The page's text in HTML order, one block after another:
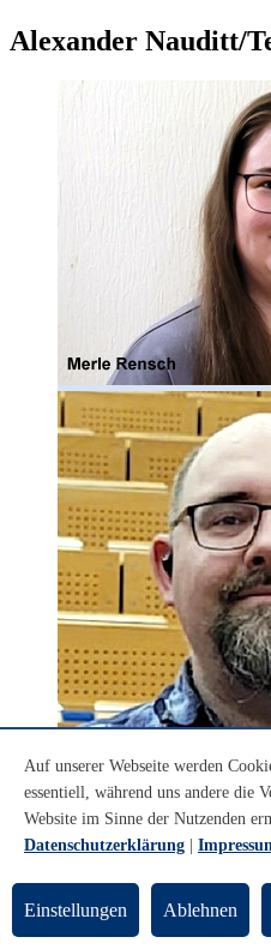
Alexander Nauditt/
© privat / kalu-kunst
Alex and Friends
Alex and Friends
Merle Rensch, Sopran
Auf unserer Webseite werden
essentiell, während uns andere die
Website im Sinne der Nutzenden
Datenschutzerklärung
Einstellungen Ablehnen